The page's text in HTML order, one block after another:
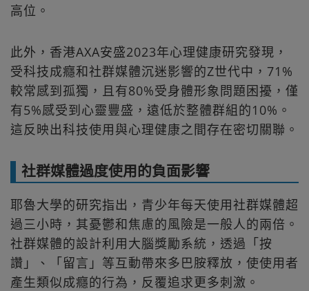
高位。
此外，香港AXA安盛2023年心理健康研究發現，
受科技成癮和社群媒體沉迷影響的Z世代中，71%
較常感到孤獨，且有80%受身體形象問題困擾，僅
有5%感受到心靈豐盛，遠低於整體群組的10%。
這反映出科技使用與心理健康之間存在密切關聯。
社群媒體過度使用的負面影響
耶魯大學的研究指出，青少年每天使用社群媒體超
過三小時，其憂鬱和焦慮的風險是一般人的兩倍。
社群媒體的設計利用大腦獎勵系統，透過「按
讚」、「留言」等互動帶來多巴胺釋放，使使用者
產生類似成癮的行為，反覆追求更多刺激。